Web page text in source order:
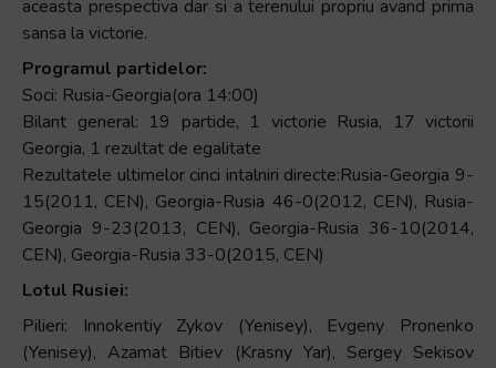
aceasta prespectiva dar si a terenului propriu avand prima
sansa la victorie.
Programul partidelor:
Soci: Rusia-Georgia(ora 14:00)
Bilant general: 19 partide, 1 victorie Rusia, 17 victorii
Georgia, 1 rezultat de egalitate
Rezultatele ultimelor cinci intalniri directe:Rusia-Georgia 9-
15(2011, CEN), Georgia-Rusia 46-0(2012, CEN), Rusia-
Georgia 9-23(2013, CEN), Georgia-Rusia 36-10(2014,
CEN), Georgia-Rusia 33-0(2015, CEN)
Lotul Rusiei:
Pilieri: Innokentiy Zykov (Yenisey), Evgeny Pronenko
(Yenisey), Azamat Bitiev (Krasny Yar), Sergey Sekisov